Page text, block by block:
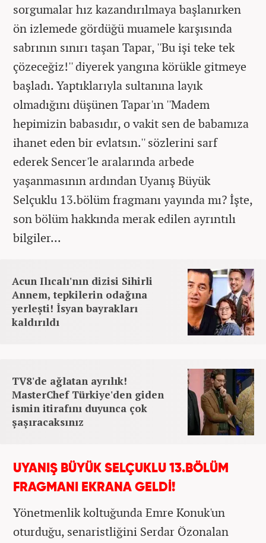
sorgumalar hız kazandırılmaya başlanırken
ön izlemede gördüğü muamele karşısında
sabrının sınırı taşan Tapar, ''Bu işi teke tek
çözeceğiz!'' diyerek yangına körükle gitmeye
başladı. Yaptıklarıyla sultanına layık
olmadığını düşünen Tapar'ın ''Madem
hepimizin babasıdır, o vakit sen de babamıza
ihanet eden bir evlatsın.'' sözlerini sarf
ederek Sencer'le aralarında arbede
yaşanmasının ardından Uyanış Büyük
Selçuklu 13.bölüm fragmanı yayında mı? İşte,
son bölüm hakkında merak edilen ayrıntılı
bilgiler...
Acun Ilıcalı'nın dizisi Sihirli
Annem, tepkilerin odağına
yerleşti! İsyan bayrakları
kaldırıldı
TV8'de ağlatan ayrılık!
MasterChef Türkiye'den giden
ismin itirafını duyunca çok
şaşıracaksınız
UYANIŞ BÜYÜK SELÇUKLU 13.BÖLÜM
FRAGMANI EKRANA GELDİ!
Yönetmenlik koltuğunda Emre Konuk'un
oturduğu, senaristliğini Serdar Özonalan